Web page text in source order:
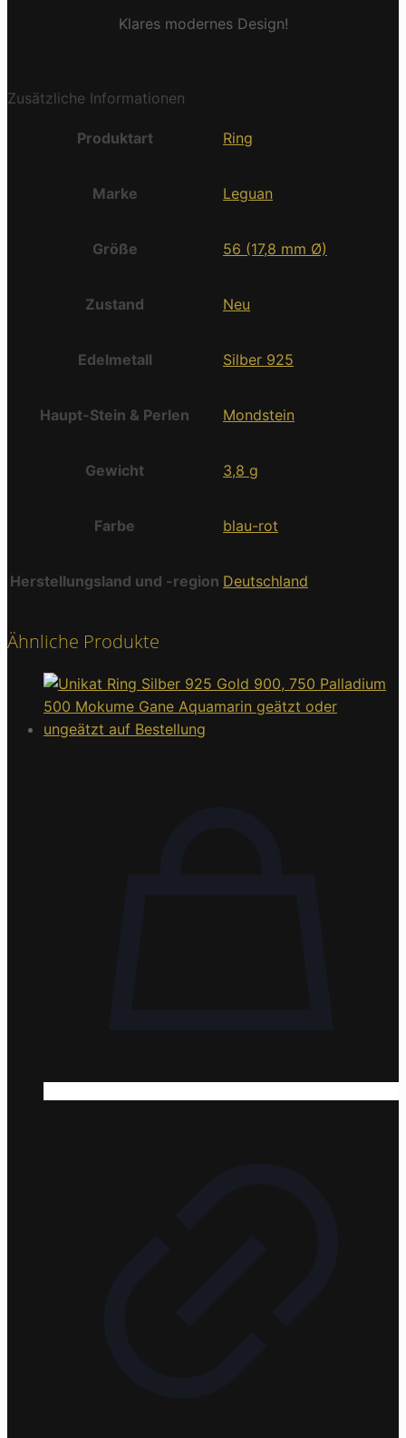
Klares modernes Design!
Zusätzliche Informationen
Produktart Ring
Marke Leguan
Größe 56 (17,8 mm Ø)
Zustand Neu
Edelmetall Silber 925
Haupt-Stein & Perlen Mondstein
Gewicht 3,8 g
Farbe blau-rot
Herstellungsland und -region Deutschland
Ähnliche Produkte